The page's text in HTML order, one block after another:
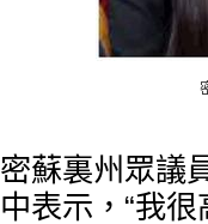
密蘇裏州眾議
中表示，“我